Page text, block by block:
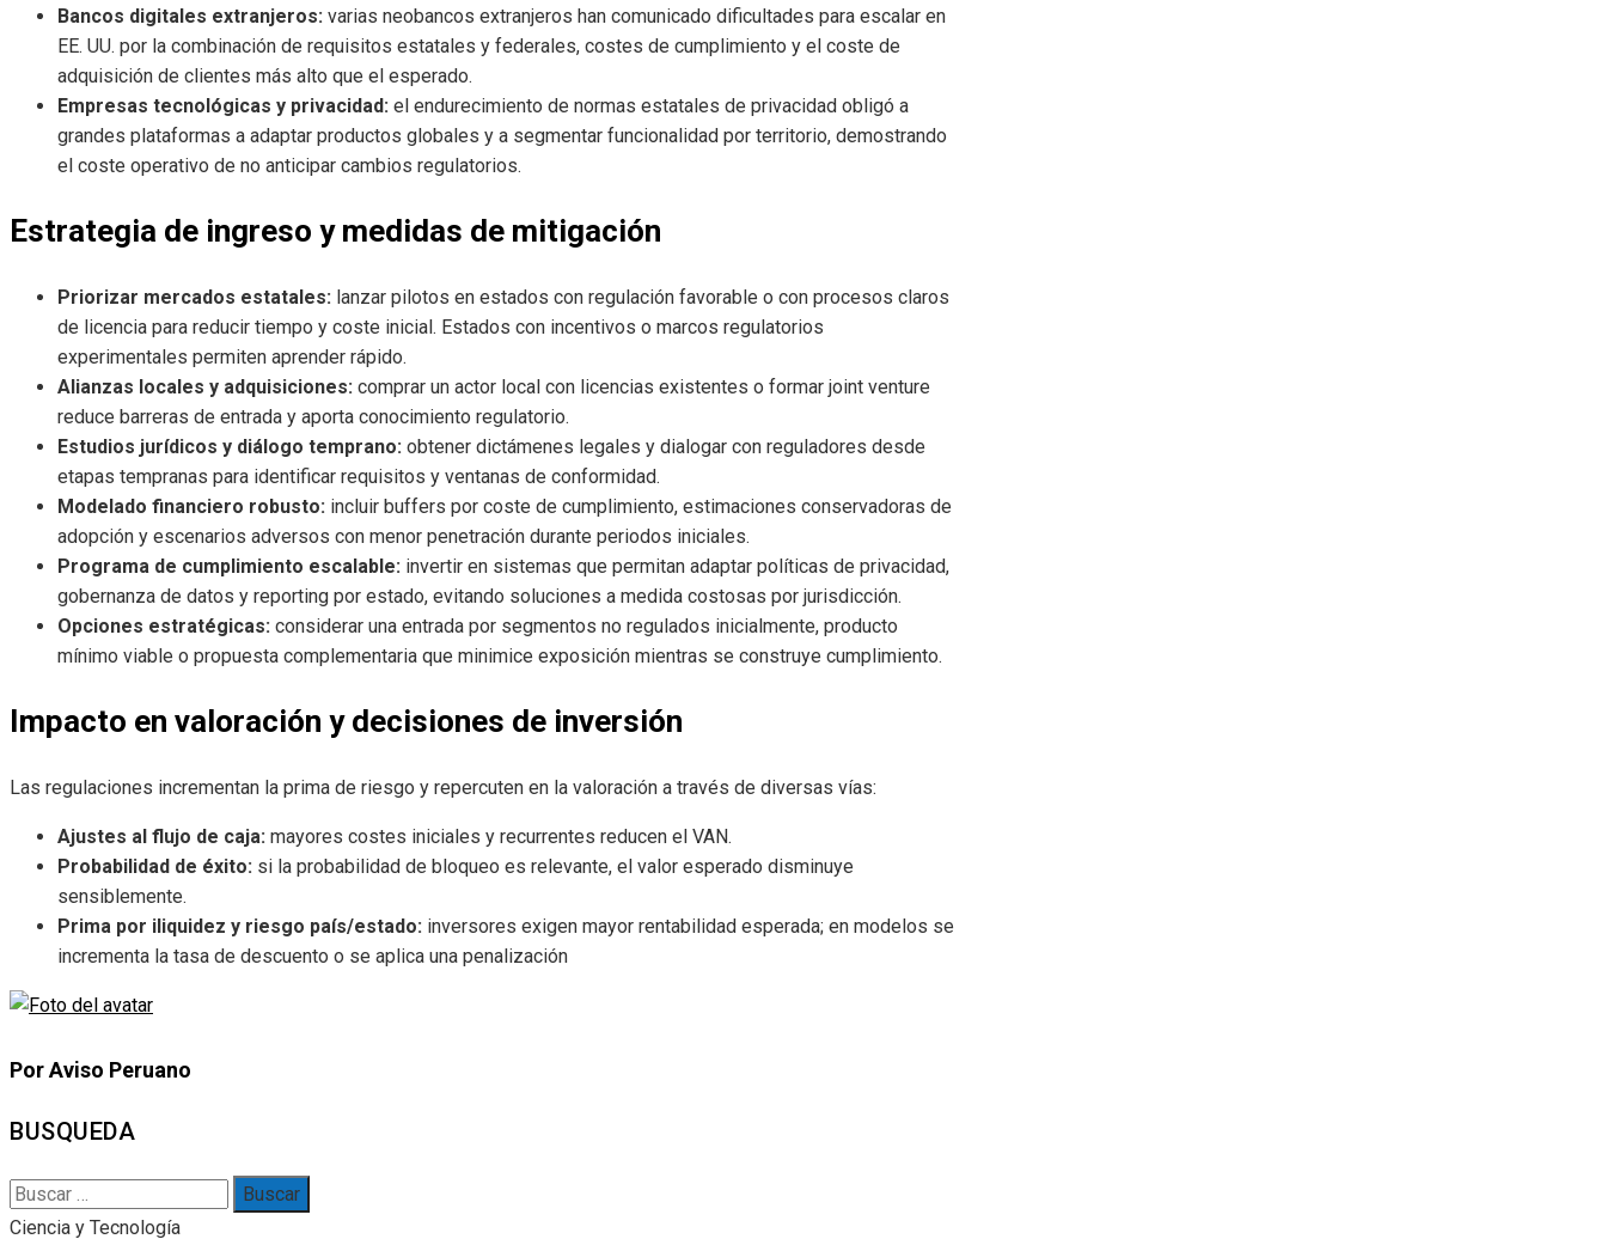
Bancos digitales extranjeros: varias neobancos extranjeros han comunicado dificultades para escalar en
EE. UU. por la combinación de requisitos estatales y federales, costes de cumplimiento y el coste de
adquisición de clientes más alto que el esperado.
Empresas tecnológicas y privacidad: el endurecimiento de normas estatales de privacidad obligó a
grandes plataformas a adaptar productos globales y a segmentar funcionalidad por territorio, demostrando
el coste operativo de no anticipar cambios regulatorios.
Estrategia de ingreso y medidas de mitigación
Priorizar mercados estatales: lanzar pilotos en estados con regulación favorable o con procesos claros
de licencia para reducir tiempo y coste inicial. Estados con incentivos o marcos regulatorios
experimentales permiten aprender rápido.
Alianzas locales y adquisiciones: comprar un actor local con licencias existentes o formar joint venture
reduce barreras de entrada y aporta conocimiento regulatorio.
Estudios jurídicos y diálogo temprano: obtener dictámenes legales y dialogar con reguladores desde
etapas tempranas para identificar requisitos y ventanas de conformidad.
Modelado financiero robusto: incluir buffers por coste de cumplimiento, estimaciones conservadoras de
adopción y escenarios adversos con menor penetración durante periodos iniciales.
Programa de cumplimiento escalable: invertir en sistemas que permitan adaptar políticas de privacidad,
gobernanza de datos y reporting por estado, evitando soluciones a medida costosas por jurisdicción.
Opciones estratégicas: considerar una entrada por segmentos no regulados inicialmente, producto
mínimo viable o propuesta complementaria que minimice exposición mientras se construye cumplimiento.
Impacto en valoración y decisiones de inversión
Las regulaciones incrementan la prima de riesgo y repercuten en la valoración a través de diversas vías:
Ajustes al flujo de caja: mayores costes iniciales y recurrentes reducen el VAN.
Probabilidad de éxito: si la probabilidad de bloqueo es relevante, el valor esperado disminuye
sensiblemente.
Prima por iliquidez y riesgo país/estado: inversores exigen mayor rentabilidad esperada; en modelos se
incrementa la tasa de descuento o se aplica una penalización
Por Aviso Peruano
BUSQUEDA
Buscar:
Ciencia y Tecnología